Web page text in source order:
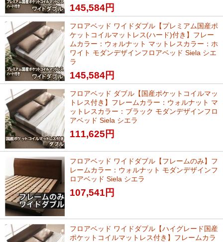
145,584円
フロアベッド ワイドダブル【プレミアム国産ポ
ケットコイルマットレス(ハード)付き】フレー
ムカラー：ウォルナット マットレスカラー：ホ
ワイト モダンデザインフロアベッド Siela シエ
ラ
145,584円
フロアベッド ダブル【国産ポケットコイルマッ
トレス付き】フレームカラー：ウォルナット マ
ットレスカラー：ブラック モダンデザインフロ
アベッド Siela シエラ
111,625 円
フロアベッド ワイドダブル【フレームのみ】フ
レームカラー：ウォルナット モダンデザインフ
ロアベッド Siela シエラ
107,541 円
フロアベッド ワイドダブル【ハイグレード国産
ポケットコイルマットレス付き】フレームカラ